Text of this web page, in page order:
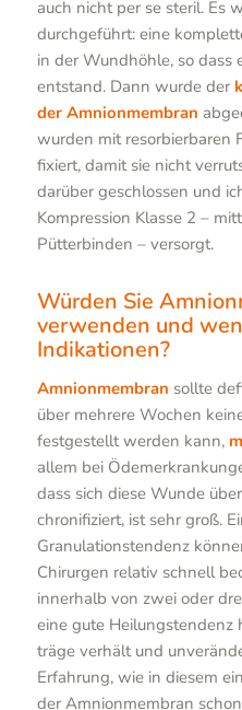
auch nicht per se steril. Es
durchgeführt: eine
in der Wundhöhle, so dass
entstand. Dann wurde der
der Amnionmembran
wurden mit resorbierbaren
fixiert, damit sie nicht
darüber geschlossen und
Kompression Klasse 2 –
Pütterbinden – versorgt.
Würden Sie
verwenden und
Indikationen?
Amnionmembran sollte
über mehrere Wochen
festgestellt werden kann,
allem bei
dass sich diese Wunde
chronifiziert, ist sehr groß.
Granulationstendenz
Chirurgen relativ schnell
innerhalb von zwei oder
eine gute Heilungstendenz
träge verhält und
Erfahrung, wie in diesem
der Amnionmembran